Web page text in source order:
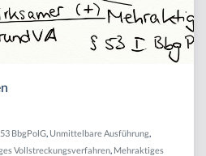
BbgPolG Unmittelbare Ausführung
Vollstreckungsverfahren Mehraktiges